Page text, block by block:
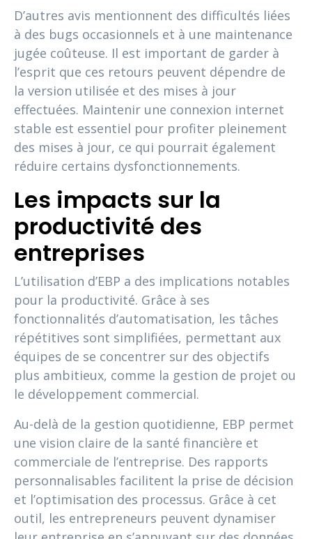
D’autres avis mentionnent des difficultés liées
à des bugs occasionnels et à une maintenance
jugée coûteuse. Il est important de garder à
l’esprit que ces retours peuvent dépendre de
la version utilisée et des mises à jour
effectuées. Maintenir une connexion internet
stable est essentiel pour profiter pleinement
des mises à jour, ce qui pourrait également
réduire certains dysfonctionnements.
Les impacts sur la
productivité des
entreprises
L’utilisation d’EBP a des implications notables
pour la productivité. Grâce à ses
fonctionnalités d’automatisation, les tâches
répétitives sont simplifiées, permettant aux
équipes de se concentrer sur des objectifs
plus ambitieux, comme la gestion de projet ou
le développement commercial.
Au-delà de la gestion quotidienne, EBP permet
une vision claire de la santé financière et
commerciale de l’entreprise. Des rapports
personnalisables facilitent la prise de décision
et l’optimisation des processus. Grâce à cet
outil, les entrepreneurs peuvent dynamiser